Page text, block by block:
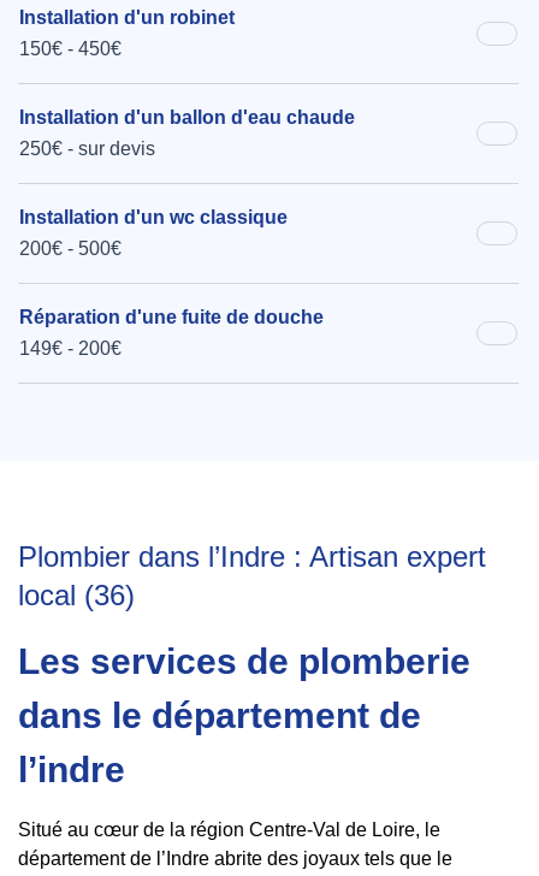
Installation d'un robinet
150€ - 450€
Installation d'un ballon d'eau chaude
250€ - sur devis
Installation d'un wc classique
200€ - 500€
Réparation d'une fuite de douche
149€ - 200€
Plombier dans l’Indre : Artisan expert
local (36)
Les services de plomberie
dans le département de
l’indre
Situé au cœur de la région Centre-Val de Loire, le
département de l’Indre abrite des joyaux tels que le